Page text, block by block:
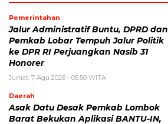
Pemerintahan
Jalur Administratif Buntu, DPRD dan
Pemkab Lobar Tempuh Jalur Politik
ke DPR RI Perjuangkan Nasib 31
Honorer
Jumat, 7 Agu 2026 - 05:50 WITA
Daerah
Asak Datu Desak Pemkab Lombok
Barat Bekukan Aplikasi BANTU-IN,